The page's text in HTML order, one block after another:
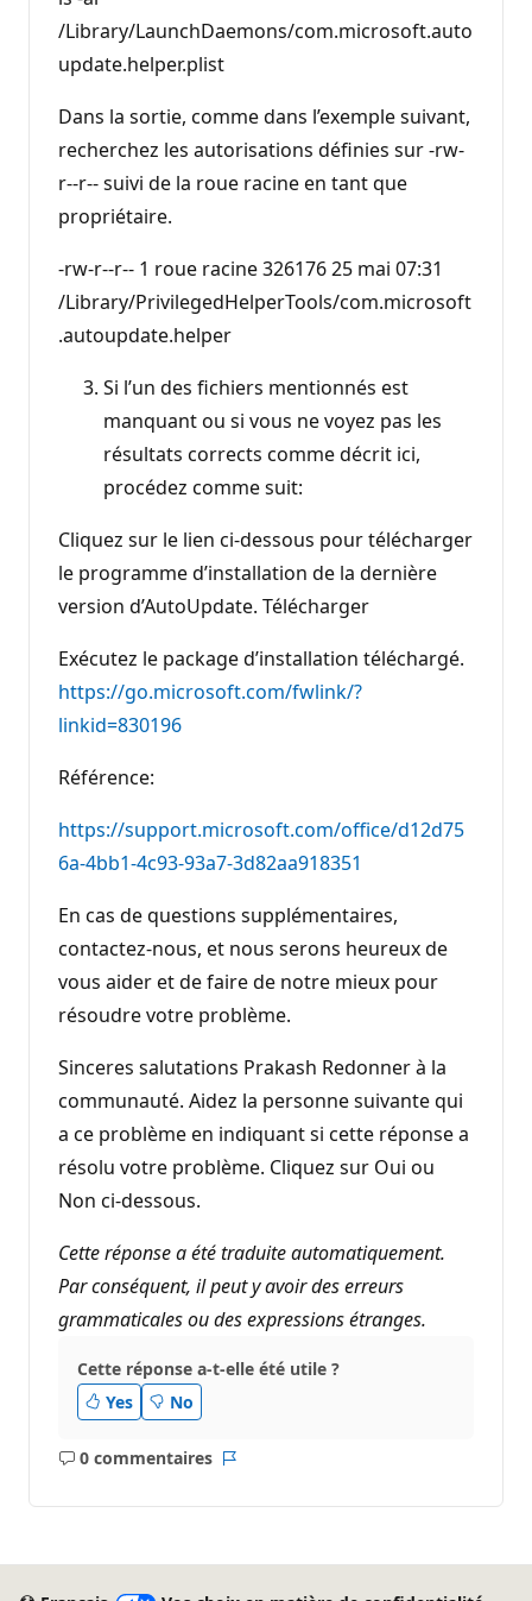
/Library/LaunchDaemons/com.microsoft.auto
update.helper.plist
Dans la sortie, comme dans l’exemple suivant,
recherchez les autorisations définies sur -rw-
r--r-- suivi de la roue racine en tant que
propriétaire.
-rw-r--r-- 1 roue racine 326176 25 mai 07:31
/Library/PrivilegedHelperTools/com.microsoft
.autoupdate.helper
Si l’un des fichiers mentionnés est
manquant ou si vous ne voyez pas les
résultats corrects comme décrit ici,
procédez comme suit:
Cliquez sur le lien ci-dessous pour télécharger
le programme d’installation de la dernière
version d’AutoUpdate. Télécharger
Exécutez le package d’installation téléchargé.
https://go.microsoft.com/fwlink/?
linkid=830196
Référence:
https://support.microsoft.com/office/d12d75
6a-4bb1-4c93-93a7-3d82aa918351
En cas de questions supplémentaires,
contactez-nous, et nous serons heureux de
vous aider et de faire de notre mieux pour
résoudre votre problème.
Sinceres salutations Prakash Redonner à la
communauté. Aidez la personne suivante qui
a ce problème en indiquant si cette réponse a
résolu votre problème. Cliquez sur Oui ou
Non ci-dessous.
Cette réponse a été traduite automatiquement.
Par conséquent, il peut y avoir des erreurs
grammaticales ou des expressions étranges.
Cette réponse a-t-elle été utile ?
Yes
No
0 commentaires
Aucun